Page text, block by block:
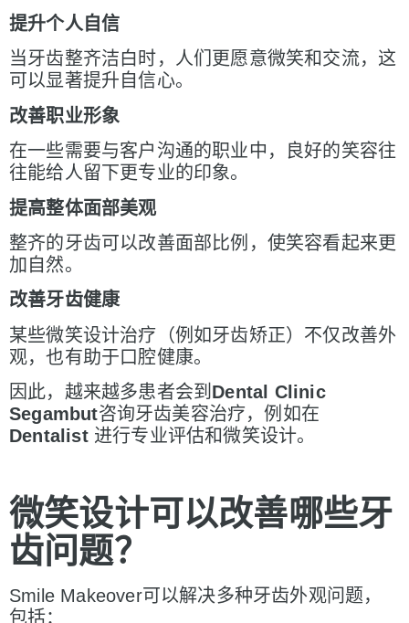
提升个人自信
当牙齿整齐洁白时，人们更愿意微笑和交流，这
可以显著提升自信心。
改善职业形象
在一些需要与客户沟通的职业中，良好的笑容往
往能给人留下更专业的印象。
提高整体面部美观
整齐的牙齿可以改善面部比例，使笑容看起来更
加自然。
改善牙齿健康
某些微笑设计治疗（例如牙齿矫正）不仅改善外
观，也有助于口腔健康。
因此，越来越多患者会到 Dental Clinic
Segambut咨询牙齿美容治疗，例如在
Dentalist进行专业评估和微笑设计。
微笑设计可以改善哪些牙
齿问题？
Smile Makeover可以解决多种牙齿外观问题，
包括：